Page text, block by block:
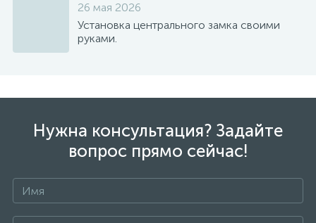
26 мая 2026
Установка центрального замка своими
руками.
Нужна консультация? Задайте
вопрос прямо сейчас!